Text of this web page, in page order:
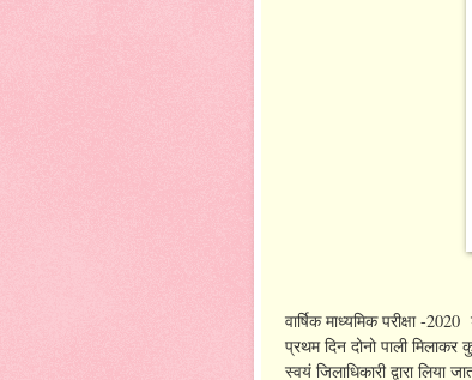
वार्षिक माध्यमिक परीक्षा -
प्रथम दिन दोनो पाली
स्वयं जिलाधिकारी द्वारा लिया